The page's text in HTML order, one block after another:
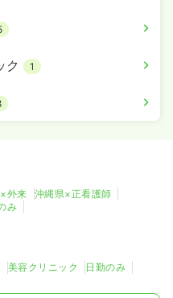
ク 1
外来
沖縄県×正看護師
み
美容クリニック 日勤のみ